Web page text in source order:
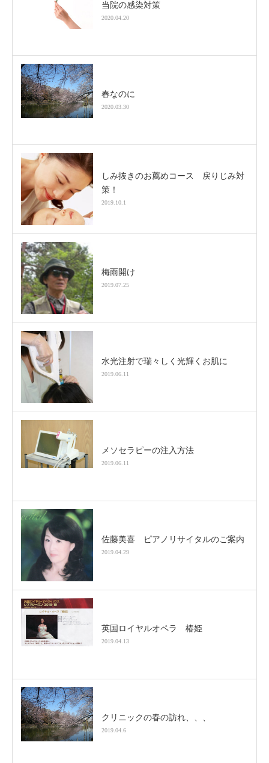
当院の感染対策
2020.04.20
春なのに
2020.03.30
しみ抜きのお薦めコース 戻りじみ対
策！
2019.10.1
梅雨開け
2019.07.25
水光注射で瑞々しく光輝くお肌に
2019.06.11
メソセラピーの注入方法
2019.06.11
佐藤美喜 ピアノリサイタルのご案内
2019.04.29
英国ロイヤルオペラ 椿姫
2019.04.13
クリニックの春の訪れ、、、
2019.04.6